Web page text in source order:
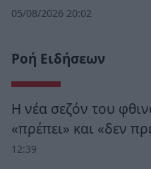
05/08/2026 20:02
Ροή Ειδήσεων
Η νέα σεζόν του
«πρέπει» και «δεν
12:39